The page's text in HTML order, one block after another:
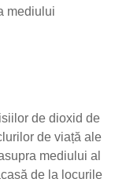
mediului
de dioxid de
de viață ale
mediului al
de la locurile